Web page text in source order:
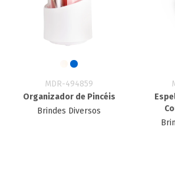
MDR-494859
Organizador de Pincéis
Brindes Diversos